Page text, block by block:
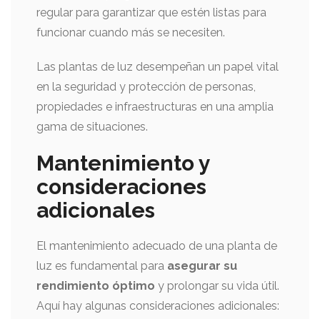
regular para garantizar que estén listas para
funcionar cuando más se necesiten.
Las plantas de luz desempeñan un papel vital
en la seguridad y protección de personas,
propiedades e infraestructuras en una amplia
gama de situaciones.
Mantenimiento y
consideraciones
adicionales
El mantenimiento adecuado de una planta de
luz es fundamental para asegurar su
rendimiento óptimo y prolongar su vida útil.
Aquí hay algunas consideraciones adicionales: